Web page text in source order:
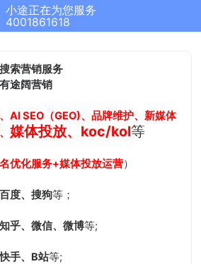
小途正在为您服务
4001861618
索营销服务
途阔营销
AI SEO（GEO)、品牌维护、新媒体
媒体投放、koc/kol等
优化服务+媒体投放运营）
百度、搜狗等；
乎、微信、微博等;
手、B站等;